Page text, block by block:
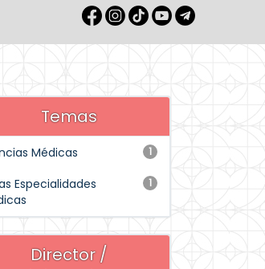
Temas
1
Médicas
1
Especialidades
Director /